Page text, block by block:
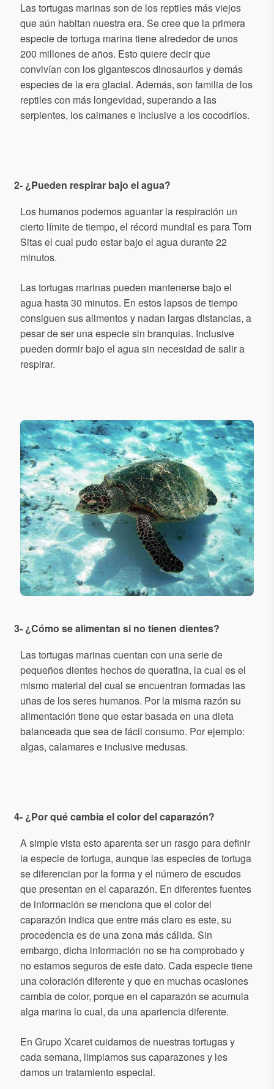
Las tortugas marinas son de los reptiles más viejos
que aún habitan nuestra era. Se cree que la primera
especie de tortuga marina tiene alrededor de unos
200 millones de años. Esto quiere decir que
convivían con los gigantescos dinosaurios y demás
especies de la era glacial. Además, son familia de los
reptiles con más longevidad, superando a las
serpientes, los caimanes e inclusive a los cocodrilos.
2- ¿Pueden respirar bajo el agua?
Los humanos podemos aguantar la respiración un
cierto límite de tiempo, el récord mundial es para Tom
Sitas el cual pudo estar bajo el agua durante 22
minutos.
Las tortugas marinas pueden mantenerse bajo el
agua hasta 30 minutos. En estos lapsos de tiempo
consiguen sus alimentos y nadan largas distancias, a
pesar de ser una especie sin branquias. Inclusive
pueden dormir bajo el agua sin necesidad de salir a
respirar.
3- ¿Cómo se alimentan si no tienen dientes?
Las tortugas marinas cuentan con una serie de
pequeños dientes hechos de queratina, la cual es el
mismo material del cual se encuentran formadas las
uñas de los seres humanos. Por la misma razón su
alimentación tiene que estar basada en una dieta
balanceada que sea de fácil consumo. Por ejemplo:
algas, calamares e inclusive medusas.
4- ¿Por qué cambia el color del caparazón?
A simple vista esto aparenta ser un rasgo para definir
la especie de tortuga, aunque las especies de tortuga
se diferencian por la forma y el número de escudos
que presentan en el caparazón. En diferentes fuentes
de información se menciona que el color del
caparazón indica que entre más claro es este, su
procedencia es de una zona más cálida. Sin
embargo, dicha información no se ha comprobado y
no estamos seguros de este dato. Cada especie tiene
una coloración diferente y que en muchas ocasiones
cambia de color, porque en el caparazón se acumula
alga marina lo cual, da una apariencia diferente.
En Grupo Xcaret cuidamos de nuestras tortugas y
cada semana, limpiamos sus caparazones y les
damos un tratamiento especial.